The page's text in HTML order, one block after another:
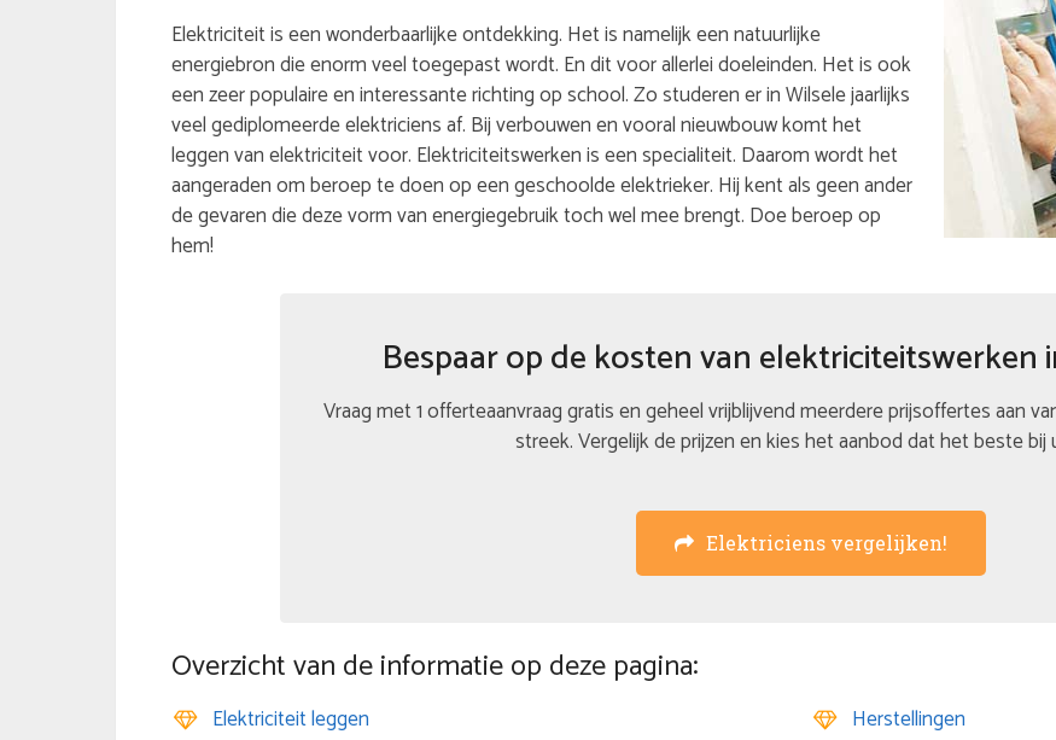
Elektriciteit is een wonderbaarlijke ontdekking. Het is namelijk een natuurlijke
energiebron die enorm veel toegepast wordt. En dit voor allerlei doeleinden. Het is ook
een zeer populaire en interessante richting op school. Zo studeren er in Wilsele jaarlijks
veel gediplomeerde elektriciens af. Bij verbouwen en vooral nieuwbouw komt het
leggen van elektriciteit voor. Elektriciteitswerken is een specialiteit. Daarom wordt het
aangeraden om beroep te doen op een geschoolde elektrieker. Hij kent als geen ander
de gevaren die deze vorm van energiegebruik toch wel mee brengt. Doe beroep op
hem!
Bespaar op de kosten van elektriciteitswerken
Vraag met 1 offerteaanvraag gratis en geheel vrijblijvend meerdere prijsoffertes aan
streek. Vergelijk de prijzen en kies het aanbod dat het beste bij
Elektriciens vergelijken!
Overzicht van de informatie op deze pagina:
Elektriciteit leggen
Herstellingen